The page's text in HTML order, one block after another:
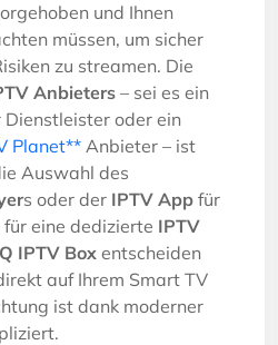
und Ihnen
müssen, um sicher
zu streamen. Die
Anbieters – sei es ein
oder ein
Planet**Anbieter – ist
Auswahl des
s oder der IPTV App für
für eine dedizierte IPTV
IPTV Box entscheiden
auf Ihrem Smart TV
ist dank moderner